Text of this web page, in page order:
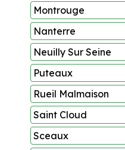
Montrouge
Nanterre
Neuilly Sur Seine
Puteaux
Rueil Malmaison
Saint Cloud
Sceaux